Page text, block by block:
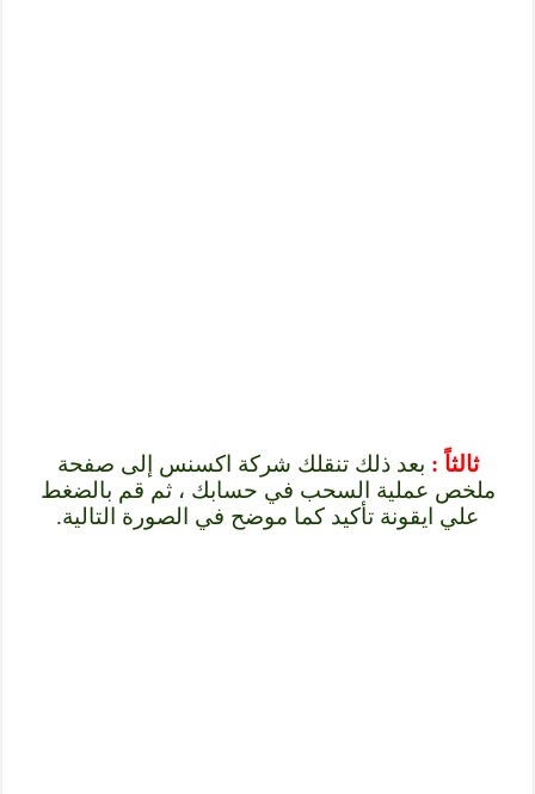
ثالثاً : بعد ذلك تنقلك شركة اكسنس إلى صفحة
ملخص عملية السحب في حسابك ، ثم قم بالضغط
علي ايقونة تأكيد كما موضح في الصورة التالية.